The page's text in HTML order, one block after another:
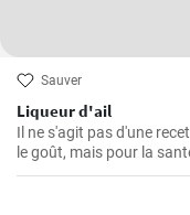
Sauver
Liqueur d'ail
Il ne s'agit pas d'une
le goût, mais pour la
première fois cette
vous voudrez toujours